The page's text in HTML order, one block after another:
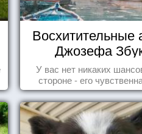
Восхитительные
Джозефа
У вас нет никаких
стороне - его
покорила жителей